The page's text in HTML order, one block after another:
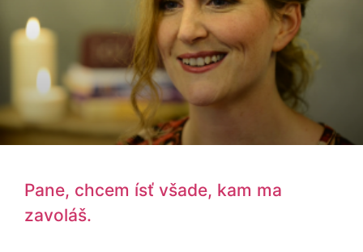
Pane, chcem ísť všade, kam ma
zavoláš.